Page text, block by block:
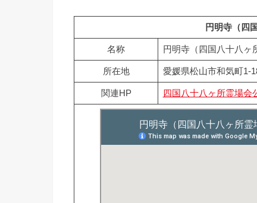
円明寺（四
名称 円明寺（四国八十八ヶ
所在地 愛媛県松山市和気町1-
関連HP 四国八十八ヶ所霊場会